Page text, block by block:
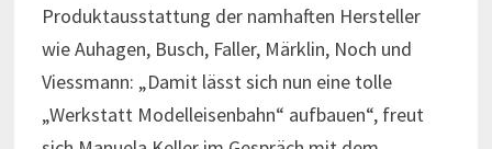
Produktausstattung der namhaften Hersteller
wie Auhagen, Busch, Faller, Märklin, Noch und
Viessmann: „Damit lässt sich nun eine tolle
„Werkstatt Modelleisenbahn“ aufbauen“, freut